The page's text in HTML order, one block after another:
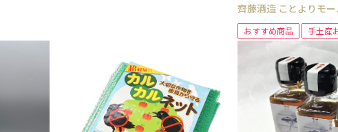
齊藤酒造 ことよりモ
おすすめ商品 手土産